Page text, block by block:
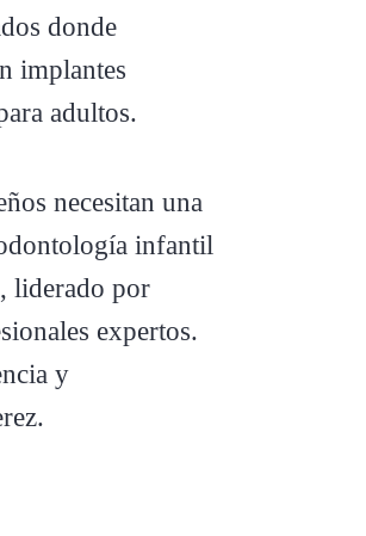
donde
implantes
adultos.
necesitan una
infantil
liderado por
expertos.
y
.